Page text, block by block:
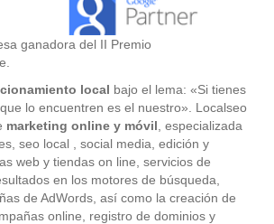
ganadora del II Premio
local bajo el lema: «Si tienes
lo encuentren es el nuestro». Localseo
marketing online y móvil , especializada
seo local , social media, edición y
web y tiendas on line, servicios de
en los motores de búsqueda,
de AdWords, así como la creación de
online, registro de dominios y